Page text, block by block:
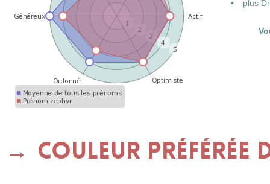
plus
Couleur préférée